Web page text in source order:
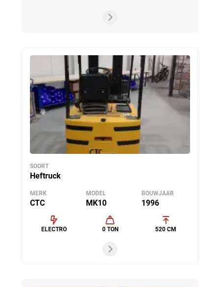
SOORT
Heftruck
MERK
CTC
MODEL
MK10
BOUWJAAR
1996
ELECTRO 0 TON 520 CM